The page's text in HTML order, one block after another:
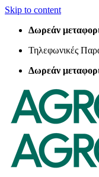
Skip to content
Δωρεάν
Τηλεφωνικές
Δωρεάν